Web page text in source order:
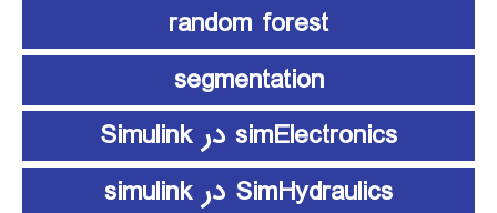
random forest
segmentation
simElectronics در Simulink
SimHydraulics در simulink